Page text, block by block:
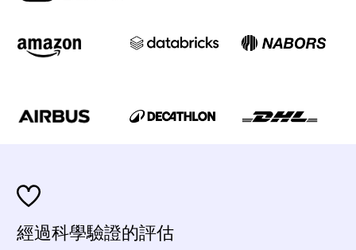
經過科學驗證的評估